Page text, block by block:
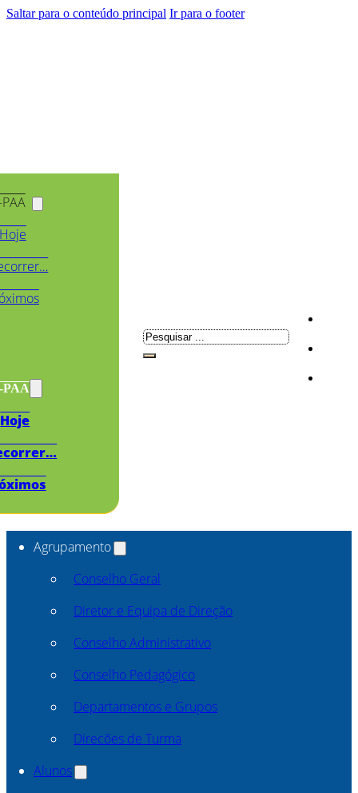
Saltar para o conteúdo principal Ir para o footer
PAA
Hoje
Pesquisar
Agrupamento
Conselho Geral
Diretor e Equipa de Direção
Conselho Administrativo
Conselho Pedagógico
Departamentos e Grupos
Direcões de Turma
Alunos